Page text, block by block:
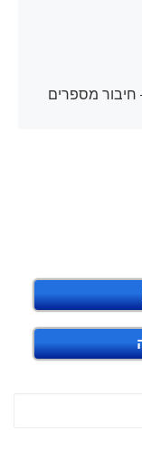
חיבור מספרים